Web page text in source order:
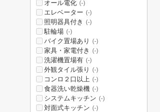
オール電化 (-)
エレベーター (-)
照明器具付き (-)
駐輪場 (-)
バイク置場あり (-)
家具・家電付き (-)
洗濯機置場有 (-)
外観タイル張り (-)
コンロ２口以上 (-)
食器洗い乾燥機 (-)
システムキッチン (-)
対面式キッチン (-)